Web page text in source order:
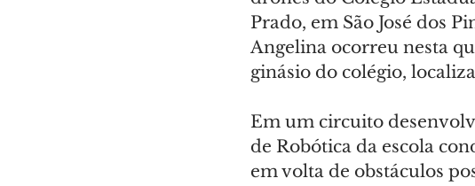
Prado, em São José dos
Angelina ocorreu nesta
ginásio do colégio,
Em um circuito
de Robótica da escola
em volta de obstáculos